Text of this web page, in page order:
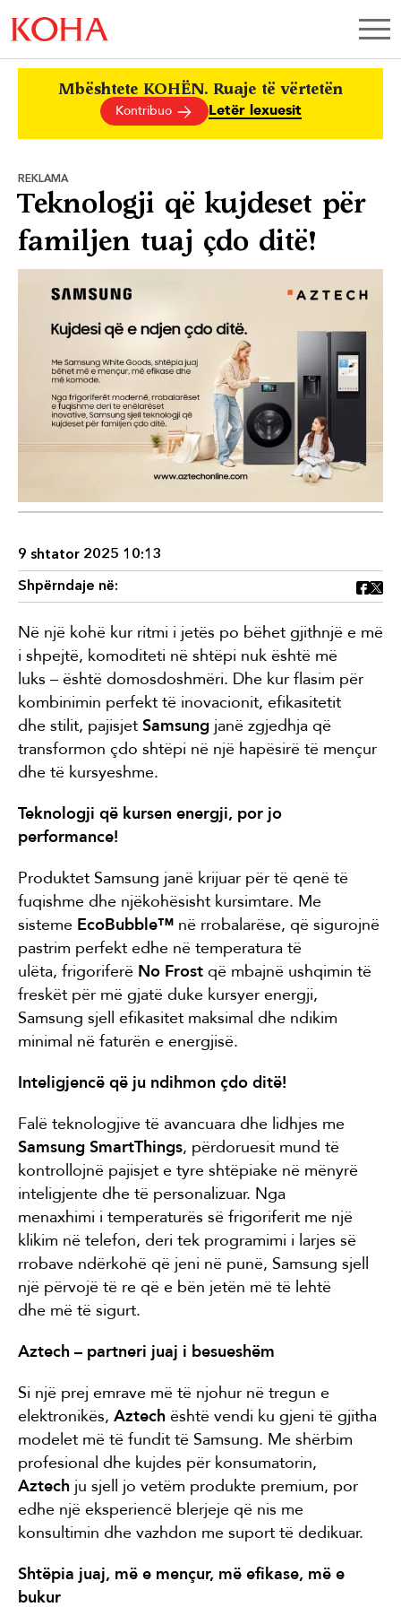
Mbështete KOHËN. Ruaje të vërtetën
Kontribuo Letër lexuesit
REKLAMA
Teknologji që kujdeset për
familjen tuaj çdo ditë!
9 shtator 2025 10:13
Shpërndaje në:
Në një kohë kur ritmi i jetës po bëhet gjithnjë e më
i shpejtë, komoditeti në shtëpi nuk është më
luks – është domosdoshmëri. Dhe kur flasim për
kombinimin perfekt të inovacionit, efikasitetit
dhe stilit, pajisjet Samsung janë zgjedhja që
transformon çdo shtëpi në një hapësirë të mençur
dhe të kursyeshme.
Teknologji që kursen energji, por jo
performance!
Produktet Samsung janë krijuar për të qenë të
fuqishme dhe njëkohësisht kursimtare. Me
sisteme EcoBubble™ në rrobalarëse, që sigurojnë
pastrim perfekt edhe në temperatura të
ulëta, frigoriferë No Frost që mbajnë ushqimin të
freskët për më gjatë duke kursyer energji,
Samsung sjell efikasitet maksimal dhe ndikim
minimal në faturën e energjisë.
Inteligjencë që ju ndihmon çdo ditë!
Falë teknologjive të avancuara dhe lidhjes me
Samsung SmartThings, përdoruesit mund të
kontrollojnë pajisjet e tyre shtëpiake në mënyrë
inteligjente dhe të personalizuar. Nga
menaxhimi i temperaturës së frigoriferit me një
klikim në telefon, deri tek programimi i larjes së
rrobave ndërkohë që jeni në punë, Samsung sjell
një përvojë të re që e bën jetën më të lehtë
dhe më të sigurt.
Aztech – partneri juaj i besueshëm
Si një prej emrave më të njohur në tregun e
elektronikës, Aztech është vendi ku gjeni të gjitha
modelet më të fundit të Samsung. Me shërbim
profesional dhe kujdes për konsumatorin,
Aztech ju sjell jo vetëm produkte premium, por
edhe një eksperiencë blerjeje që nis me
konsultimin dhe vazhdon me suport të dedikuar.
Shtëpia juaj, më e mençur, më efikase, më e
bukur